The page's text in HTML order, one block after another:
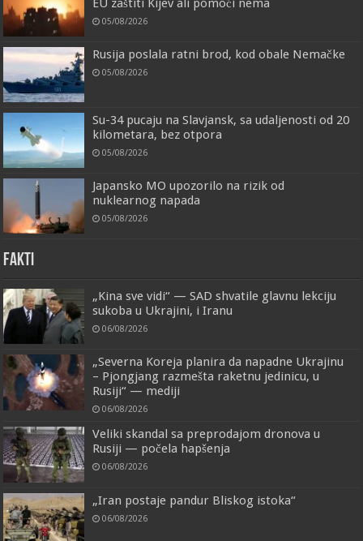
05/08/2026
Rusija poslala ratni brod, kod obale Nemačke
05/08/2026
Su-34 pucaju na Slavjansk, sa udaljenosti od 20
kilometara, bez otpora
05/08/2026
Japansko MO upozorilo na rizik od
nuklearnog napada
05/08/2026
FAKTI
„Kina sve vidi“ — SAD shvatile glavnu lekciju
sukoba u Ukrajini, i Iranu
06/08/2026
„Severna Koreja planira da napadne Ukrajinu
– Pjongjang razmešta raketnu jedinicu, u
Rusiji“ — mediji
06/08/2026
Veliki skandal sa preprodajom dronova u
Rusiji — počela hapšenja
06/08/2026
„Iran postaje pandur Bliskog istoka“
06/08/2026